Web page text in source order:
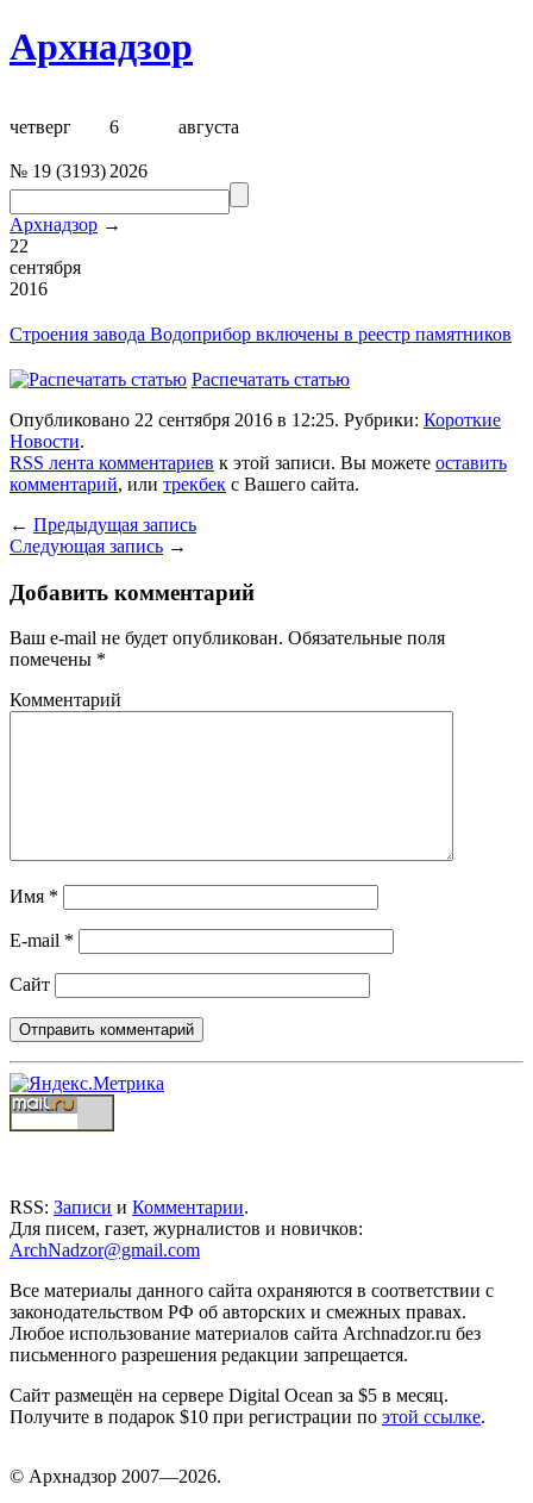
Архнадзор
четверг 6 августа
№ 19 (3193) 2026
Архнадзор →
22
сентября
2016
Строения завода Водоприбор включены в реестр памятников
Распечатать статью
Опубликовано 22 сентября 2016 в 12:25. Рубрики: Короткие
Новости.
RSS лента комментариев к этой записи. Вы можете оставить
комментарий, или трекбек с Вашего сайта.
← Предыдущая запись
Следующая запись →
Добавить комментарий
Ваш e-mail не будет опубликован. Обязательные поля
помечены *
Комментарий
Имя *
E-mail *
Сайт
RSS: Записи и Комментарии.
Для писем, газет, журналистов и новичков:
ArchNadzor@gmail.com
Все материалы данного сайта охраняются в соответствии с
законодательством РФ об авторских и смежных правах.
Любое использование материалов сайта Archnadzor.ru без
письменного разрешения редакции запрещается.
Сайт размещён на сервере Digital Ocean за $5 в месяц.
Получите в подарок $10 при регистрации по этой ссылке.
© Архнадзор 2007—2026.